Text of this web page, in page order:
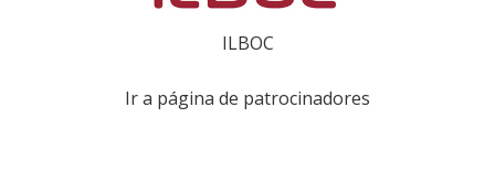
ILBOC
Ir a página de patrocinadores